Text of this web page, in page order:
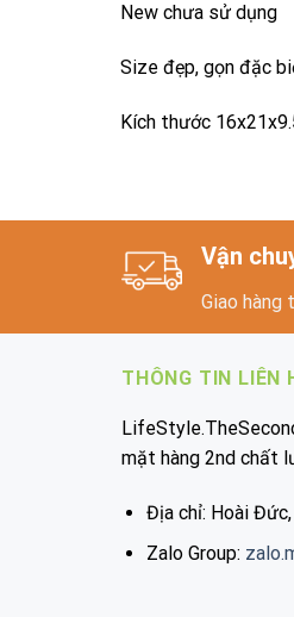
New chưa sử dụng
Size đẹp, gọn đặc
Kích thước
Vận
Giao hàng
THÔNG TIN LIÊN
mặt hàng 2nd chất
Địa chỉ: Hoài
Zalo Group: